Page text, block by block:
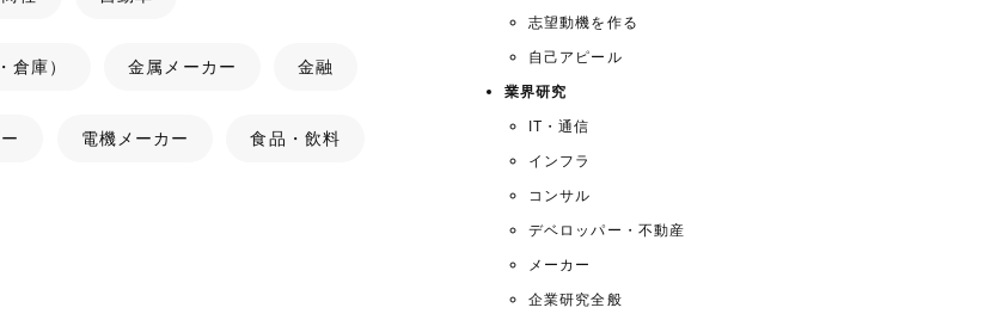
倉庫） 金属メーカー 金融
電機メーカー 食品・飲料
志望動機を作る
自己アピール
業界研究
IT・通信
インフラ
コンサル
デベロッパー・不動産
メーカー
企業研究全般